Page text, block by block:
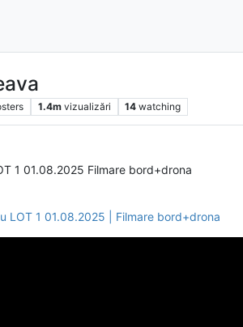
1.4m vizualizări 14 watching
1 01.08.2025 Filmare bord+drona
LOT 1 01.08.2025 | Filmare bord+drona